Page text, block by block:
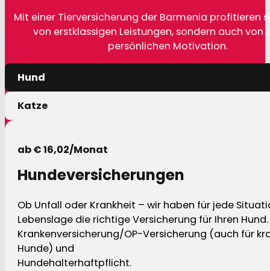
Mit einer Tierversicherung der Barmenia profitieren
von erstklassigen Leistungen, sondern auch von
persönlichen Motivation.
Hund
Katze
ab € 16,02/Monat
Hundeversicherungen
Ob Unfall oder Krankheit – wir haben für jede
Lebenslage die richtige Versicherung für Ihren Hund.
Krankenversicherung/OP-Versicherung (auch für
Hunde) und
Hundehalterhaftpflicht.